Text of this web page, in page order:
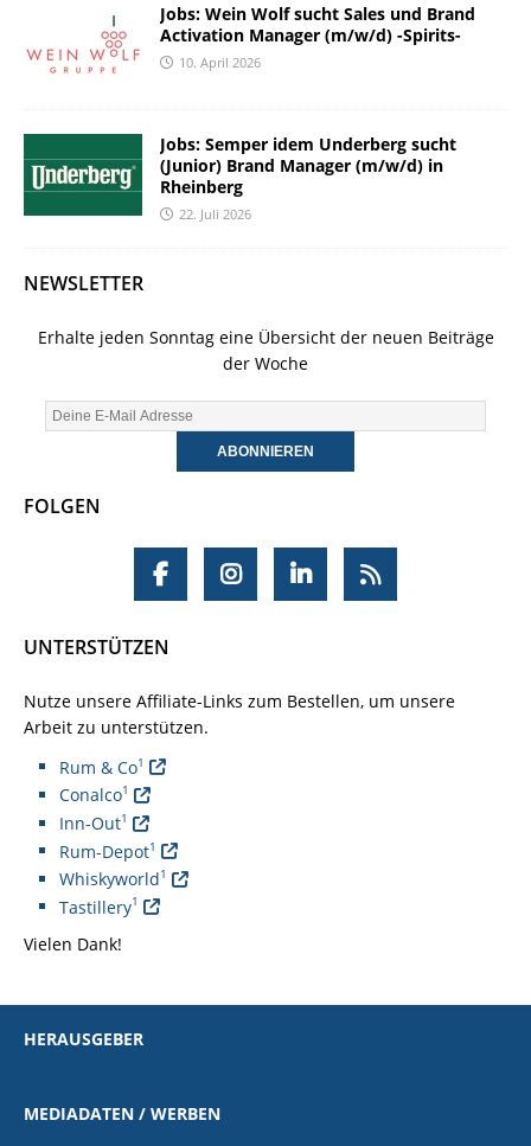
Jobs: Wein Wolf sucht Sales und Brand
Activation Manager (m/w/d) -Spirits-
10. April 2026
Jobs: Semper idem Underberg sucht
(Junior) Brand Manager (m/w/d) in
Rheinberg
22. Juli 2026
NEWSLETTER
Erhalte jeden Sonntag eine Übersicht der neuen Beiträge
der Woche
FOLGEN
UNTERSTÜTZEN
Nutze unsere Affiliate-Links zum Bestellen, um unsere
Arbeit zu unterstützen.
Rum & Co1
Conalco1
Inn-Out1
Rum-Depot1
Whiskyworld1
Tastillery1
Vielen Dank!
HERAUSGEBER
MEDIADATEN / WERBEN